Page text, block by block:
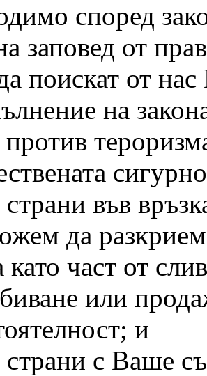
според
заповед от
поискат от
на
във
да
като част от
или
и
с Ваше